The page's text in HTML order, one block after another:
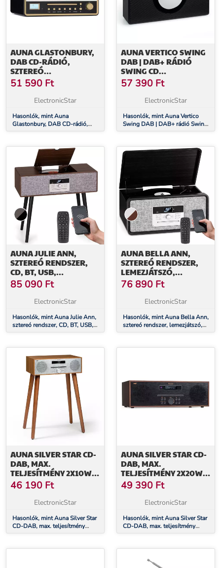
AUNA GLASTONBURY,
DAB CD-RÁDIÓ,
SZTEREÓ
HANGSZÓRÓK, BT,
DAB/UWK, MP3, USB,
LINE-IN
51 590 Ft
ElectronicStar
Hasonlók, mint Auna
Glastonbury, DAB CD-rádió,
sztereó hangszórók, BT,
AUNA VERTICO SWING
DAB | DAB+ RÁDIÓ
SWING CD
LEJÁTSZÓVAL |
FM/DAB+ | AUX | BT |
57 390 Ft
ElectronicStar
Hasonlók, mint Auna Vertico
Swing DAB | DAB+ rádió Swing
CD lejátszóval | FM/DAB+ |
AUNA JULIE ANN,
SZTEREÓ RENDSZER,
CD, BT, USB,
DAB+/UKW, AUX-IN
85 090 Ft
ElectronicStar
Hasonlók, mint Auna Julie Ann,
sztereó rendszer, CD, BT, USB,
DAB+/UKW, AUX-In
AUNA BELLA ANN,
SZTEREÓ RENDSZER,
LEMEZJÁTSZÓ,
DAB+/UKW RÁDIÓ,
USB, BLUETOOTH
76 890 Ft
ElectronicStar
Hasonlók, mint Auna Bella Ann,
sztereó rendszer, lemezjátszó,
DAB+/UKW rádió, USB,
AUNA SILVER STAR CD-
DAB, MAX.
TELJESÍTMÉNY 2X10W,
SLOT-IN CD LEJÁTSZÓ,
DAB+, BT, ALUMÍNIUM
46 190 Ft
ElectronicStar
Hasonlók, mint Auna Silver Star
CD-DAB, max. teljesítmény
2x10W, Slot-in CD lejátszó,
AUNA SILVER STAR CD-
DAB, MAX.
TELJESÍTMÉNY 2X20W,
SLOT-IN CD LEJÁTSZÓ,
DAB+, BT, ALUMÍNIUM
49 390 Ft
ElectronicStar
Hasonlók, mint Auna Silver Star
CD-DAB, max. teljesítmény
2x20W, Slot-in CD lejátszó,